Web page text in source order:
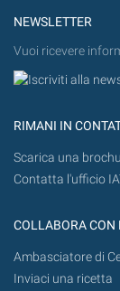
NEWSLETTER
Vuoi ricevere
RIMANI IN
Scarica una
Contatta l'ufficio
COLLABORA CON
Ambasciatore di
Inviaci una ricetta